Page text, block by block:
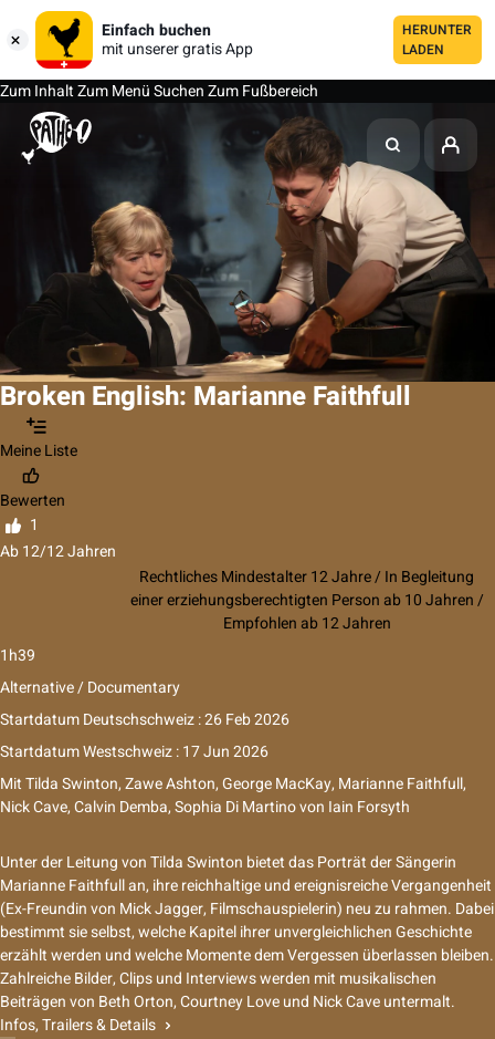
Einfach buchen
mit unserer gratis App
HERUNTER
LADEN
Zum InhaltZum MenüSuchenZum Fußbereich
Broken English: Marianne Faithfull
Meine Liste
Bewerten
1
Ab 12/12 Jahren
Rechtliches Mindestalter 12 Jahre / In Begleitung
einer erziehungsberechtigten Person ab 10 Jahren /
Empfohlen ab 12 Jahren
1h39
Alternative / Documentary
Startdatum Deutschschweiz : 26 Feb 2026
Startdatum Westschweiz : 17 Jun 2026
MitTilda Swinton,Zawe Ashton,George MacKay, Marianne Faithfull,
Nick Cave,Calvin Demba,Sophia Di Martinovon Iain Forsyth
Unter der Leitung von Tilda Swinton bietet das Porträt der Sängerin
Marianne Faithfull an, ihre reichhaltige und ereignisreiche Vergangenheit
(Ex-Freundin von Mick Jagger, Filmschauspielerin) neu zu rahmen. Dabei
bestimmt sie selbst, welche Kapitel ihrer unvergleichlichen Geschichte
erzählt werden und welche Momente dem Vergessen überlassen bleiben.
Zahlreiche Bilder, Clips und Interviews werden mit musikalischen
Beiträgen von Beth Orton, Courtney Love und Nick Cave untermalt.
Infos, Trailers & Details